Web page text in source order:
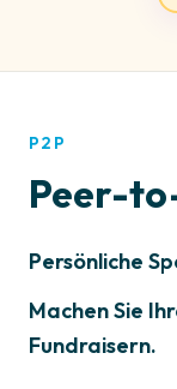
P2P
Peer-
Persönliche
Machen Sie
Fundraisern.